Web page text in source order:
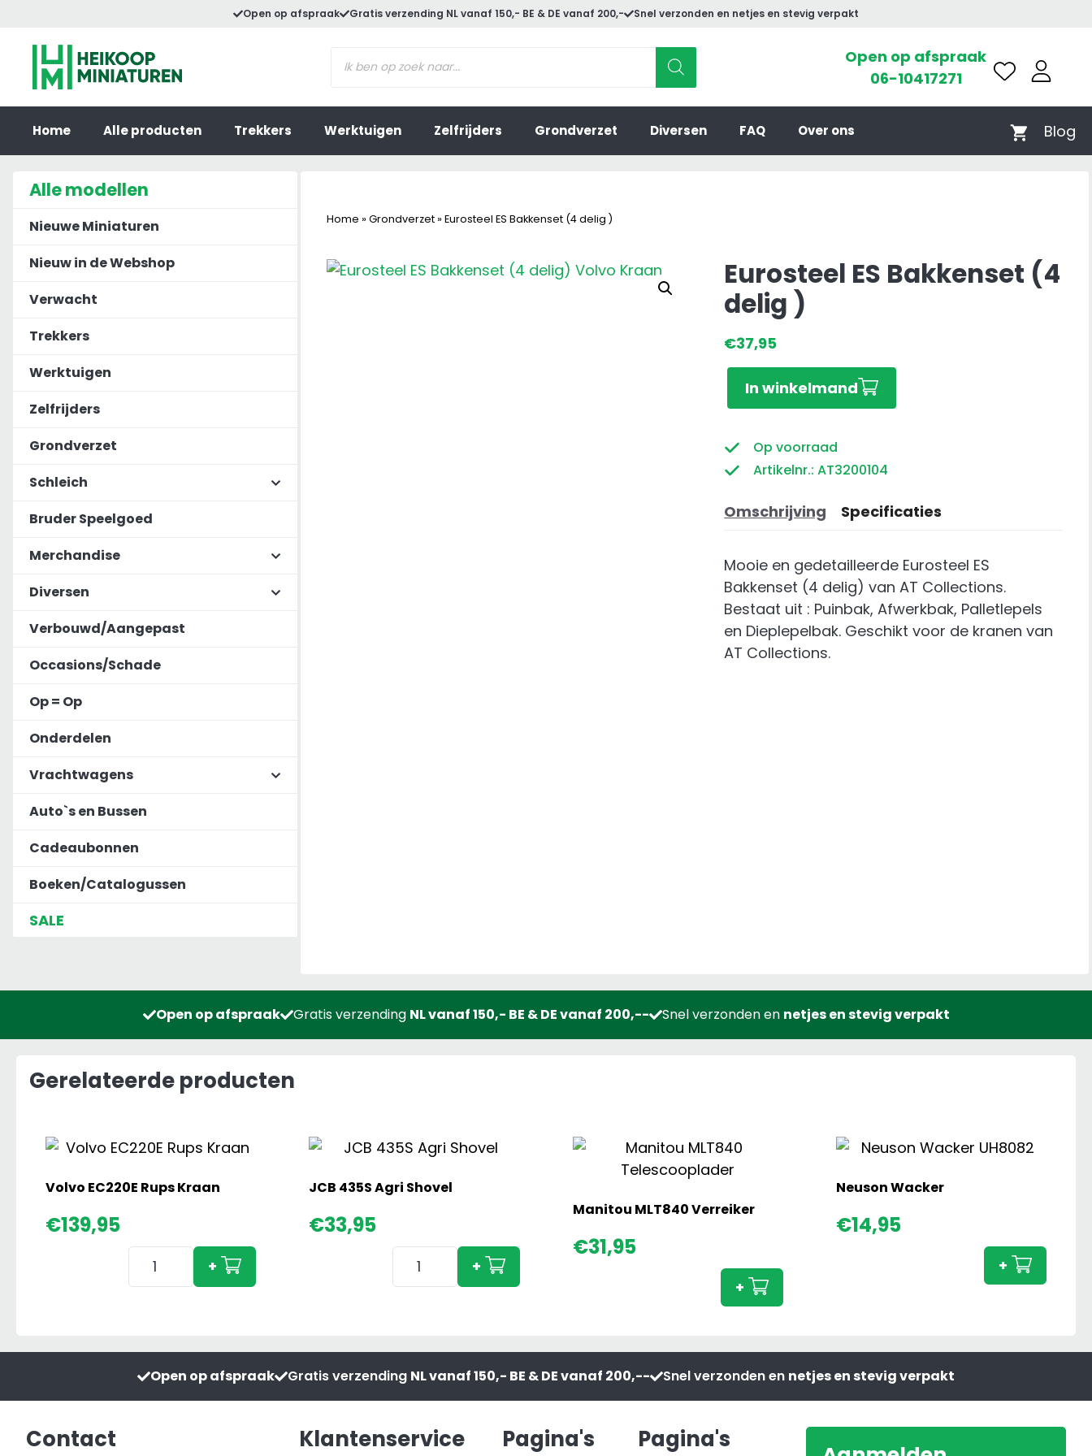
inhoud
Open op afspraak Gratis verzending NL vanaf 150,- BE & DE vanaf 200,- Snel verzonden en netjes en stevig verpakt
zoeken
Open op afspraak
06-10417271
Home Alle producten Trekkers Werktuigen Zelfrijders Grondverzet Diversen FAQ Over ons Blog
Home » Grondverzet» Eurosteel ES Bakkenset (4 delig )
Eurosteel ES Bakkenset (4
delig )
€37,95
Eurosteel
(4
delig
aantal
In winkelmand
Op voorraad
Artikelnr.: AT3200104
Omschrijving Specificaties
Mooie en gedetailleerde Eurosteel ES
Bakkenset (4 delig) van AT Collections.
Bestaat uit : Puinbak, Afwerkbak, Palletlepels
en Dieplepelbak. Geschikt voor de kranen van
AT Collections.
Alle modellen
Nieuwe Miniaturen
Nieuw in de Webshop
Verwacht
Trekkers
Werktuigen
Zelfrijders
Grondverzet
Schleich
Bruder Speelgoed
Merchandise
Diversen
Verbouwd/Aangepast
Occasions/Schade
Op = Op
Onderdelen
Vrachtwagens
Auto`s en Bussen
Cadeaubonnen
Boeken/Catalogussen
SALE
Open op afspraak Gratis verzending NL vanaf 150,- BE & DE vanaf 200,-- Snel verzonden en netjes en stevig verpakt
Gerelateerde producten
Volvo EC220E Rups Kraan
€139,95
Volvo
EC220E
+
JCB 435S Agri Shovel
€33,95
JCB
435S
+
Manitou MLT840 Verreiker
€31,95
MLT840
aantal
+
Neuson Wacker
€14,95
+
Open op afspraak Gratis verzending NL vanaf 150,- BE & DE vanaf 200,-- Snel verzonden en netjes en stevig verpakt
Contact Klantenservice Pagina's Pagina's